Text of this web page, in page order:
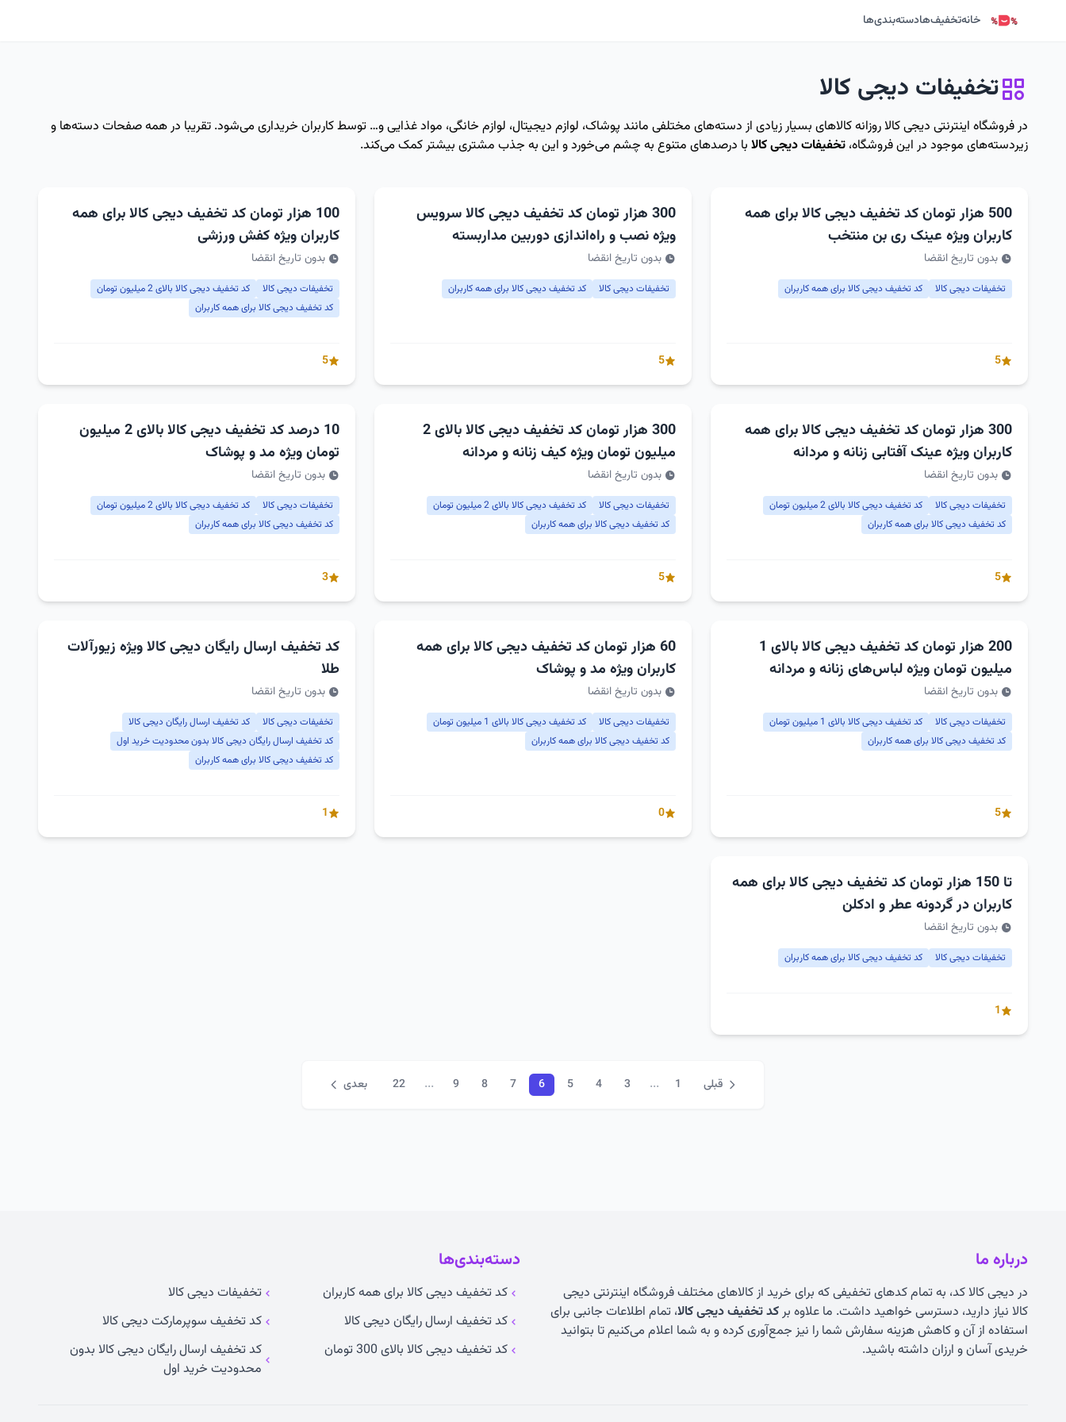
خانهتخفیف‌هادسته‌بندی‌ها
تخفیفات دیجی کالا
در فروشگاه اینترنتی دیجی کالا روزانه کالاهای بسیار زیادی از دسته‌های مختلفی مانند پوشاک، لوازم دیجیتال، لوازم خانگی، مواد غذایی و… توسط کاربران خریداری می‌شود. تقریبا در همه صفحات دسته‌ها و
زیردسته‌های موجود در این فروشگاه، تخفیفات دیجی کالا با درصد‌های متنوع به چشم می‌خورد و این به جذب مشتری بیشتر کمک می‌کند.
500 هزار تومان کد تخفیف دیجی کالا برای همه
کاربران ویژه عینک ری بن منتخب
بدون تاریخ انقضا
تخفیفات دیجی کالا کد تخفیف دیجی کالا برای همه کاربران
5
300 هزار تومان کد تخفیف دیجی کالا سرویس
ویژه نصب و راه‌اندازی دوربین مداربسته
بدون تاریخ انقضا
تخفیفات دیجی کالا کد تخفیف دیجی کالا برای همه کاربران
5
100 هزار تومان کد تخفیف دیجی کالا برای همه
کاربران ویژه کفش ورزشی
بدون تاریخ انقضا
تخفیفات دیجی کالا
کد تخفیف دیجی کالا بالای 2 میلیون تومان
کد تخفیف دیجی کالا برای همه کاربران
5
300 هزار تومان کد تخفیف دیجی کالا برای همه
کاربران ویژه عینک آفتابی زنانه و مردانه
بدون تاریخ انقضا
تخفیفات دیجی کالا
کد تخفیف دیجی کالا بالای 2 میلیون تومان
کد تخفیف دیجی کالا برای همه کاربران
5
300 هزار تومان کد تخفیف دیجی کالا بالای 2
میلیون تومان ویژه کیف زنانه و مردانه
بدون تاریخ انقضا
تخفیفات دیجی کالا
کد تخفیف دیجی کالا بالای 2 میلیون تومان
کد تخفیف دیجی کالا برای همه کاربران
5
10 درصد کد تخفیف دیجی کالا بالای 2 میلیون
تومان ویژه مد و پوشاک
بدون تاریخ انقضا
تخفیفات دیجی کالا
کد تخفیف دیجی کالا بالای 2 میلیون تومان
کد تخفیف دیجی کالا برای همه کاربران
3
200 هزار تومان کد تخفیف دیجی کالا بالای 1
میلیون تومان ویژه لباس‌های زنانه و مردانه
بدون تاریخ انقضا
تخفیفات دیجی کالا
کد تخفیف دیجی کالا بالای 1 میلیون تومان
کد تخفیف دیجی کالا برای همه کاربران
5
60 هزار تومان کد تخفیف دیجی کالا برای همه
کاربران ویژه مد و پوشاک
بدون تاریخ انقضا
تخفیفات دیجی کالا
کد تخفیف دیجی کالا بالای 1 میلیون تومان
کد تخفیف دیجی کالا برای همه کاربران
0
کد تخفیف ارسال رایگان دیجی کالا ویژه زیورآلات
طلا
بدون تاریخ انقضا
تخفیفات دیجی کالا
کد تخفیف ارسال رایگان دیجی کالا
کد تخفیف ارسال رایگان دیجی کالا بدون محدودیت خرید اول
کد تخفیف دیجی کالا برای همه کاربران
1
تا 150 هزار تومان کد تخفیف دیجی کالا برای همه
کاربران در گردونه عطر و ادکلن
بدون تاریخ انقضا
تخفیفات دیجی کالا کد تخفیف دیجی کالا برای همه کاربران
1
قبلی 1
...
3
4
5
6
7
8
9
...
22 بعدی
درباره ما
در دیجی کالا کد، به تمام کدهای تخفیفی که برای خرید از کالاهای مختلف فروشگاه اینترنتی دیجی
کالا نیاز دارید، دسترسی خواهید داشت. ما علاوه برکد تخفیف دیجی کالا، تمام اطلاعات جانبی برای
استفاده از آن و کاهش هزینه سفارش شما را نیز جمع‌آوری کرده و به شما اعلام می‌کنیم تا بتوانید
خریدی آسان و ارزان داشته باشید.
دسته‌بندی‌ها
کد تخفیف دیجی کالا برای همه کاربران
تخفیفات دیجی کالا
کد تخفیف ارسال رایگان دیجی کالا
کد تخفیف سوپرمارکت دیجی کالا
کد تخفیف دیجی کالا بالای 300 تومان
کد تخفیف ارسال رایگان دیجی کالا بدون
محدودیت خرید اول